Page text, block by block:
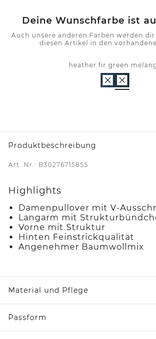
Deine Wunschfarbe ist
Auch unsere anderen Farben werden
diesen Artikel in den
heather fir green
Produktbeschreibung
Art. Nr.: B30276715855
Highlights
Damenpullover mit V-
Langarm mit
Vorne mit Struktur
Hinten Feinstrickqualität
Angenehmer Baumwollmix
Material und Pflege
Passform